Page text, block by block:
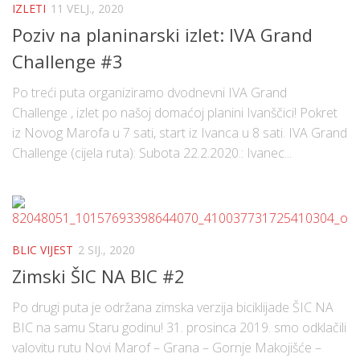
IZLETI 11 VELJ., 2020
Poziv na planinarski izlet: IVA Grand
Challenge #3
Po treći puta organiziramo dvodnevni IVA Grand
Challenge , izlet po našoj domaćoj planini Ivanščici! Pokret
iz Novog Marofa u 7 sati, start iz Ivanca u 8 sati. IVA Grand
Challenge (cijela ruta): Subota 22.2.2020.: Ivanec...
BLIC VIJEST 2 SIJ., 2020
Zimski ŠIC NA BIC #2
Po drugi puta je održana zimska verzija biciklijade ŠIC NA
BIC na samu Staru godinu! 31. prosinca 2019. smo odklačili
valovitu rutu Novi Marof – Grana – Gornje Makojišće –